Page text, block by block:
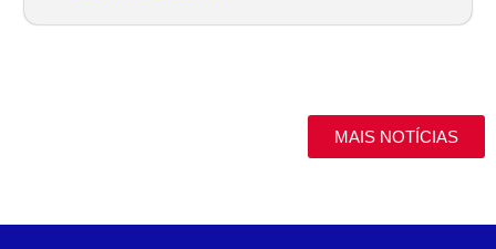
MAIS NOTÍCIAS